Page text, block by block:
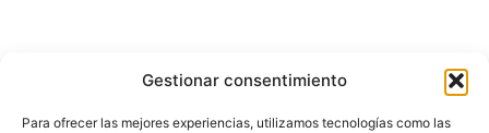
Gestionar consentimiento
Para ofrecer las mejores experiencias, utilizamos tecnologías como las